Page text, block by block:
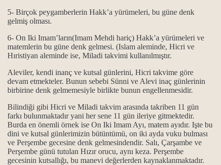
5- Birçok peygamberlerin Hakk’a yürümeleri, bu güne denk
gelmiş olması.
6- On Iki Imam’ların(Imam Mehdi hariç) Hakk’a yürümeleri ve
matemlerin bu güne denk gelmesi. (Islam aleminde, Hicri ve
Hıristiyan aleminde ise, Miladi takvimi kullanılmıştır.
Aleviler, kendi inanç ve kutsal günlerini, Hicri takvime göre
devam etmekteler. Bunun sebebi Sünni ve Alevi inaç günlerinin
birbirine denk gelmemesiyle birlikte bunun engellenmesidir.
Bilindiği gibi Hicri ve Miladi takvim arasında takriben 11 gün
farkı bulunmaktadır yani her sene 11 gün ileriye gitmektedir.
Burda en önemli örnek ise On Iki Imam Ayı, matem ayıdır. Işte bu
dini ve kutsal günlerimizin bütüntümü, on iki ayda vuku bulması
ve Perşembe gecesine denk gelmesindendir. Salı, Çarşambe ve
Perşembe günü tutulan Hızır orucu, aynı keza. Perşembe
gecesinin kutsallığı, bu manevi değerlerden kaynaklanmaktadır.
Kan ve can ile, verilen ikrardır...